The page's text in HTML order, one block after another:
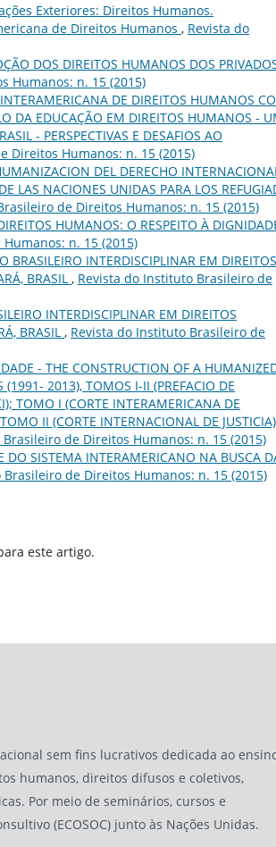
Exteriores: Direitos Humanos.
de Direitos Humanos , Revista do
DOS DIREITOS HUMANOS DOS
Humanos: n. 15 (2015)
DE DIREITOS HUMANOS
DA EDUCAÇÃO EM DIREITOS HUMANOS -
- PERSPECTIVAS E DESAFIOS AO
Direitos Humanos: n. 15 (2015)
DEL DERECHO
LAS NACIONES UNIDAS PARA LOS
de Direitos Humanos: n. 15 (2015)
HUMANOS: O RESPEITO À
n. 15 (2015)
BRASILEIRO INTERDISCIPLINAR EM DIREITOS
BRASIL , Revista do Instituto Brasileiro de
INTERDISCIPLINAR EM DIREITOS
BRASIL , Revista do Instituto Brasileiro de
- THE CONSTRUCTION OF A
2013), TOMOS I-II (PREFACIO DE
TOMO I (CORTE INTERAMERICANA DE
II (CORTE INTERNACIONAL DE
de Direitos Humanos: n. 15 (2015)
DO SISTEMA INTERAMERICANO NA BUSCA
de Direitos Humanos: n. 15 (2015)
este artigo.
sem fins lucrativos dedicada ao
humanos, direitos difusos e coletivos,
Por meio de seminários, cursos e
(ECOSOC) junto às Nações Unidas.